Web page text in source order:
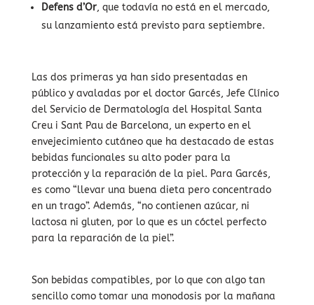
Defens d’Or, que todavía no está en el mercado,
su lanzamiento está previsto para septiembre.
Las dos primeras ya han sido presentadas en
público y avaladas por el doctor Garcés, Jefe Clínico
del Servicio de Dermatología del Hospital Santa
Creu i Sant Pau de Barcelona, un experto en el
envejecimiento cutáneo que ha destacado de estas
bebidas funcionales su alto poder para la
protección y la reparación de la piel. Para Garcés,
es como “llevar una buena dieta pero concentrado
en un trago”. Además, “no contienen azúcar, ni
lactosa ni gluten, por lo que es un cóctel perfecto
para la reparación de la piel”.
Son bebidas compatibles, por lo que con algo tan
sencillo como tomar una monodosis por la mañana